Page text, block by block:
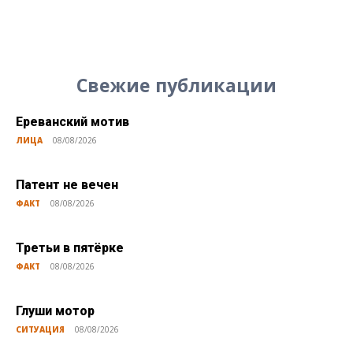
Свежие публикации
Ереванский мотив
ЛИЦА 08/08/2026
Патент не вечен
ФАКТ 08/08/2026
Третьи в пятёрке
ФАКТ 08/08/2026
Глуши мотор
СИТУАЦИЯ 08/08/2026